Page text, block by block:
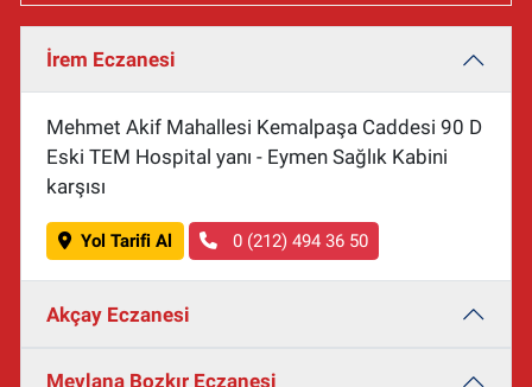
İrem Eczanesi
Mehmet Akif Mahallesi Kemalpaşa Caddesi 90 D
Eski TEM Hospital yanı - Eymen Sağlık Kabini
karşısı
Yol Tarifi Al 0 (212) 494 36 50
Akçay Eczanesi
Mevlana Bozkır Eczanesi